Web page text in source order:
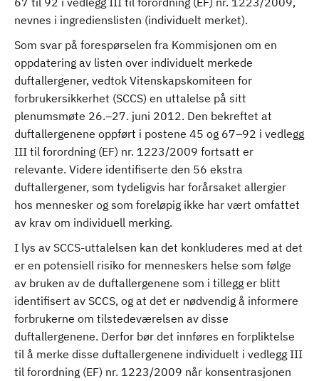
nevnes i ingredienslisten (individuelt merket).
Som svar på forespørselen fra Kommisjonen om en
oppdatering av listen over individuelt merkede
duftallergener, vedtok Vitenskapskomiteen for
forbrukersikkerhet (SCCS) en uttalelse på sitt
plenumsmøte 26.–27. juni 2012. Den bekreftet at
duftallergenene oppført i postene 45 og 67–92 i vedlegg
III til forordning (EF) nr. 1223/2009 fortsatt er
relevante. Videre identifiserte den 56 ekstra
duftallergener, som tydeligvis har forårsaket allergier
hos mennesker og som foreløpig ikke har vært omfattet
av krav om individuell merking.
I lys av SCCS-uttalelsen kan det konkluderes med at det
er en potensiell risiko for menneskers helse som følge
av bruken av de duftallergenene som i tillegg er blitt
identifisert av SCCS, og at det er nødvendig å informere
forbrukerne om tilstedeværelsen av disse
duftallergenene. Derfor bør det innføres en forpliktelse
til å merke disse duftallergenene individuelt i vedlegg III
til forordning (EF) nr. 1223/2009 når konsentrasjonen